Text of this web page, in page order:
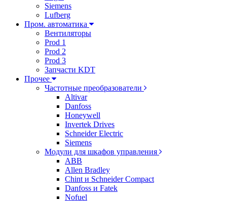
Siemens
Lufberg
Пром. автоматика
Вентиляторы
Prod 1
Prod 2
Prod 3
Запчасти KDT
Прочее
Частотные преобразователи
Altivar
Danfoss
Honeywell
Invertek Drives
Schneider Electric
Siemens
Модули для шкафов управления
ABB
Allen Bradley
Chint и Schneider Compact
Danfoss и Fatek
Nofuel